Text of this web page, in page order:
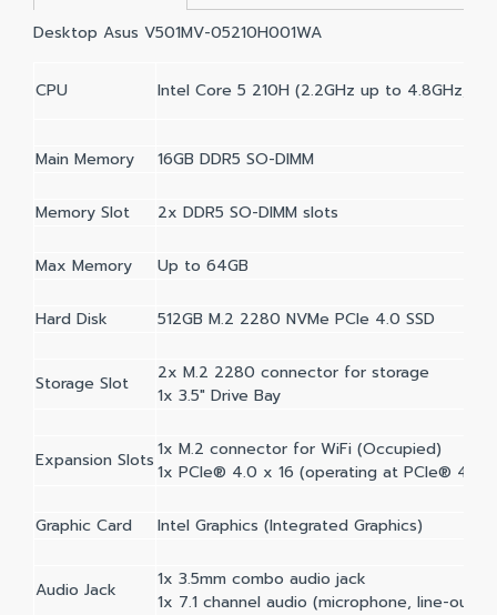
Desktop Asus V501MV-05210H001WA
CPU Intel Core 5 210H (2.2GHz up to 4.8GHz,
Main Memory 16GB DDR5 SO-DIMM
Memory Slot 2x DDR5 SO-DIMM slots
Max Memory Up to 64GB
Hard Disk 512GB M.2 2280 NVMe PCIe 4.0 SSD
Storage Slot
2x M.2 2280 connector for storage
1x 3.5" Drive Bay
Expansion Slots1x M.2 connector for WiFi (Occupied)
1x PCIe® 4.0 x 16 (operating at PCIe® 4.0
Graphic Card Intel Graphics (Integrated Graphics)
Audio Jack
1x 3.5mm combo audio jack
1x 7.1 channel audio (microphone, line-out,